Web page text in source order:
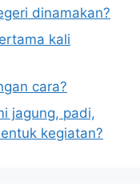
dinamakan?
kali
cara?
jagung, padi,
kegiatan?